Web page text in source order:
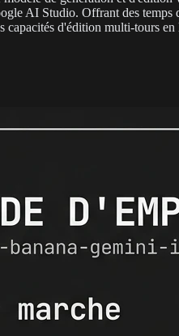
AI Studio. Offrant des temps
capacités d'édition multi-tours en